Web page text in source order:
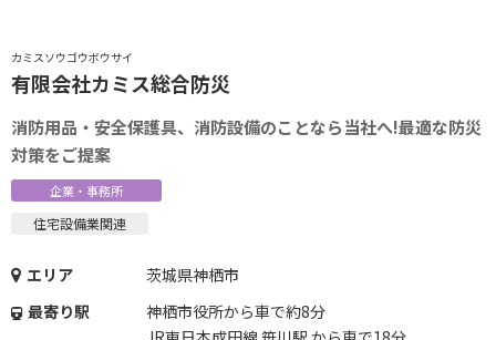
カミスソウゴウボウサイ
有限会社カミス総合防災
消防用品・安全保護具、消防設備のことなら当社へ!最適な防災
対策をご提案
企業・事務所
住宅設備業関連
エリア
茨城県神栖市
最寄り駅
神栖市役所から車で約8分